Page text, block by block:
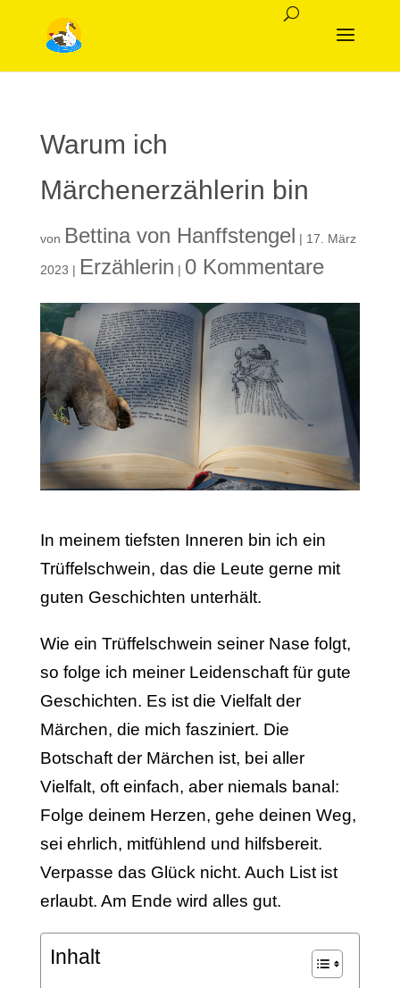
Warum ich
Märchenerzählerin bin
von Bettina von Hanffstengel | 17. März
2023 | Erzählerin | 0 Kommentare
In meinem tiefsten Inneren bin ich ein
Trüffelschwein, das die Leute gerne mit
guten Geschichten unterhält.
Wie ein Trüffelschwein seiner Nase folgt,
so folge ich meiner Leidenschaft für gute
Geschichten. Es ist die Vielfalt der
Märchen, die mich fasziniert. Die
Botschaft der Märchen ist, bei aller
Vielfalt, oft einfach, aber niemals banal:
Folge deinem Herzen, gehe deinen Weg,
sei ehrlich, mitfühlend und hilfsbereit.
Verpasse das Glück nicht. Auch List ist
erlaubt. Am Ende wird alles gut.
Inhalt